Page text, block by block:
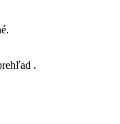
.